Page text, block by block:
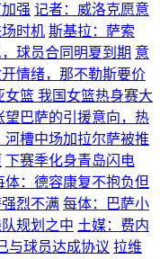
强 记者：威洛克愿意
时机 斯基拉：萨索
球员合同明夏到期 意
情绪，那不勒斯要价
篮 我国女篮热身赛大
巴萨的引援意向，热
河槽中场加拉尔萨被推
下赛季化身青岛闪电
体：德容康复不抱负但
烈不满 每体：巴萨小
规划之中 土媒：费内
与球员达成协议 拉维